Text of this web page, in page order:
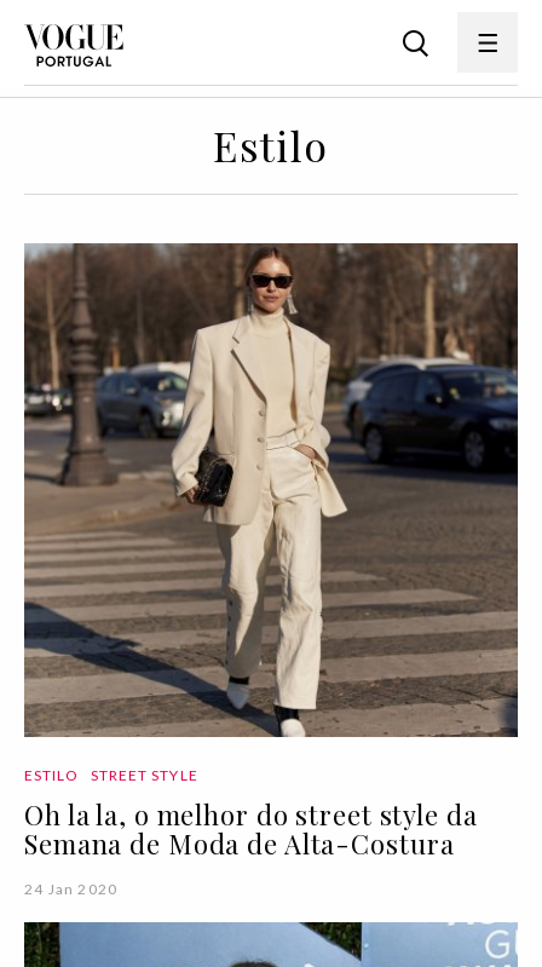
Estilo
ESTILO STREET STYLE
Oh la la, o melhor do street style da
Semana de Moda de Alta-Costura
24 Jan 2020